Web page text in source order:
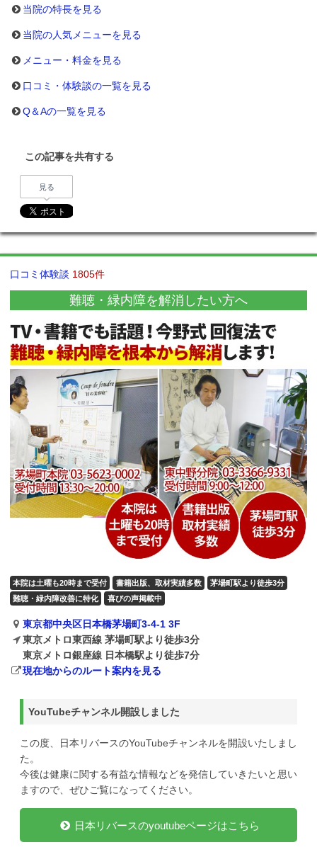
当院の特長を見る
当院の人気メニューを見る
メニュー・料金を見る
口コミ・体験談の一覧を見る
Q＆Aの一覧を見る
この記事を共有する
見る
口コミ体験談 1805件
難聴・緑内障を解消したい方へ
本院は土曜も20時まで受付 書籍出版、取材実績多数
茅場町駅より徒歩3分
難聴・緑内障改善に特化
喜びの声掲載中
東京都中央区日本橋茅場町3-4-1 3F
東京メトロ東西線 茅場町駅より徒歩3分
東京メトロ銀座線 日本橋駅より徒歩7分
現在地からのルート案内を見る
YouTubeチャンネル開設しました
この度、日本リバースのYouTubeチャンネルを開設いたしまし
た。
今後は健康に関する有益な情報などを発信していきたいと思い
ますので、ぜひご覧になってください。
日本リバースのyoutubeページはこちら